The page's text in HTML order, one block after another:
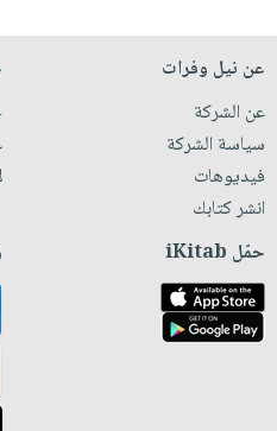
عن نيل وفرات
عن الشركة
سياسة الشركة
فيديوهات
انشر كتابك
حمّل iKitab